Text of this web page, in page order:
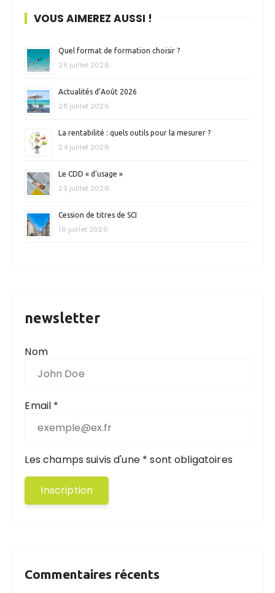
VOUS AIMEREZ AUSSI !
Quel format de formation choisir ?
28 juillet 2026
Actualités d’Août 2026
28 juillet 2026
La rentabilité : quels outils pour la mesurer ?
24 juillet 2026
Le CDD « d’usage »
23 juillet 2026
Cession de titres de SCI
16 juillet 2026
newsletter
Nom
Email *
Les champs suivis d'une * sont obligatoires
Commentaires récents